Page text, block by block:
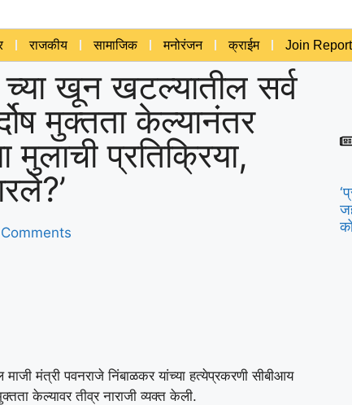
राजकीय सामाजिक मनोरंजन क्राईम Join
खून खटल्यातील सर्व
मुक्तता केल्यानंतर
मुलाची प्रतिक्रिया,
मंत्री पवनराजे निंबाळकर यांच्या हत्येप्रकरणी सीबीआय
केल्यावर तीव्र नाराजी व्यक्त केली.